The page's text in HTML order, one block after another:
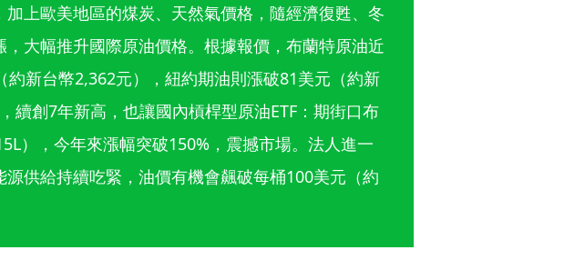
上歐美地區的煤炭、天然氣價格，隨經濟復甦、冬
，大幅推升國際原油價格。根據報價，布蘭特原油近
約新台幣2,362元），紐約期油則漲破81美元（約新
續創7年新高，也讓國內槓桿型原油ETF：期街口布
），今年來漲幅突破150%，震撼市場。法人進一
源供給持續吃緊，油價有機會飆破每桶100美元（約